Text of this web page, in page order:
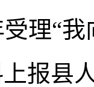
理“
报县